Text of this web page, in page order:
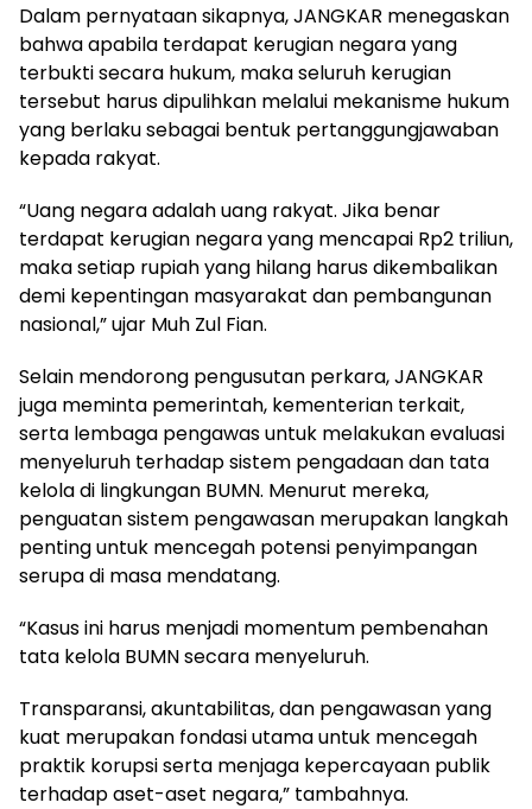
Dalam pernyataan sikapnya, JANGKAR menegaskan
bahwa apabila terdapat kerugian negara yang
terbukti secara hukum, maka seluruh kerugian
tersebut harus dipulihkan melalui mekanisme hukum
yang berlaku sebagai bentuk pertanggungjawaban
kepada rakyat.
“Uang negara adalah uang rakyat. Jika benar
terdapat kerugian negara yang mencapai Rp2 triliun,
maka setiap rupiah yang hilang harus dikembalikan
demi kepentingan masyarakat dan pembangunan
nasional,” ujar Muh Zul Fian.
Selain mendorong pengusutan perkara, JANGKAR
juga meminta pemerintah, kementerian terkait,
serta lembaga pengawas untuk melakukan evaluasi
menyeluruh terhadap sistem pengadaan dan tata
kelola di lingkungan BUMN. Menurut mereka,
penguatan sistem pengawasan merupakan langkah
penting untuk mencegah potensi penyimpangan
serupa di masa mendatang.
“Kasus ini harus menjadi momentum pembenahan
tata kelola BUMN secara menyeluruh.
Transparansi, akuntabilitas, dan pengawasan yang
kuat merupakan fondasi utama untuk mencegah
praktik korupsi serta menjaga kepercayaan publik
terhadap aset-aset negara,” tambahnya.